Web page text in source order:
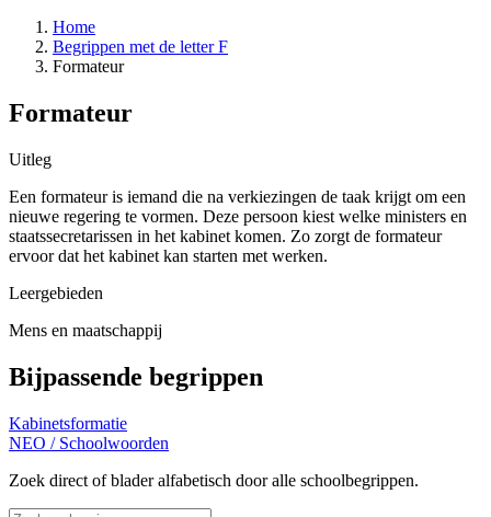
Home
Begrippen met de letter F
Formateur
Formateur
Uitleg
Een formateur is iemand die na verkiezingen de taak krijgt om een
nieuwe regering te vormen. Deze persoon kiest welke ministers en
staatssecretarissen in het kabinet komen. Zo zorgt de formateur
ervoor dat het kabinet kan starten met werken.
Leergebieden
Mens en maatschappij
Bijpassende begrippen
Kabinetsformatie
NEO / Schoolwoorden
Zoek direct of blader alfabetisch door alle schoolbegrippen.